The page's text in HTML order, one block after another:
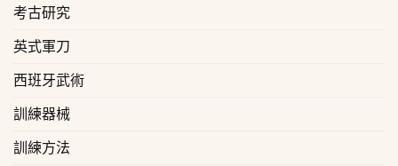
考古研究
英式軍刀
西班牙武術
訓練器械
訓練方法